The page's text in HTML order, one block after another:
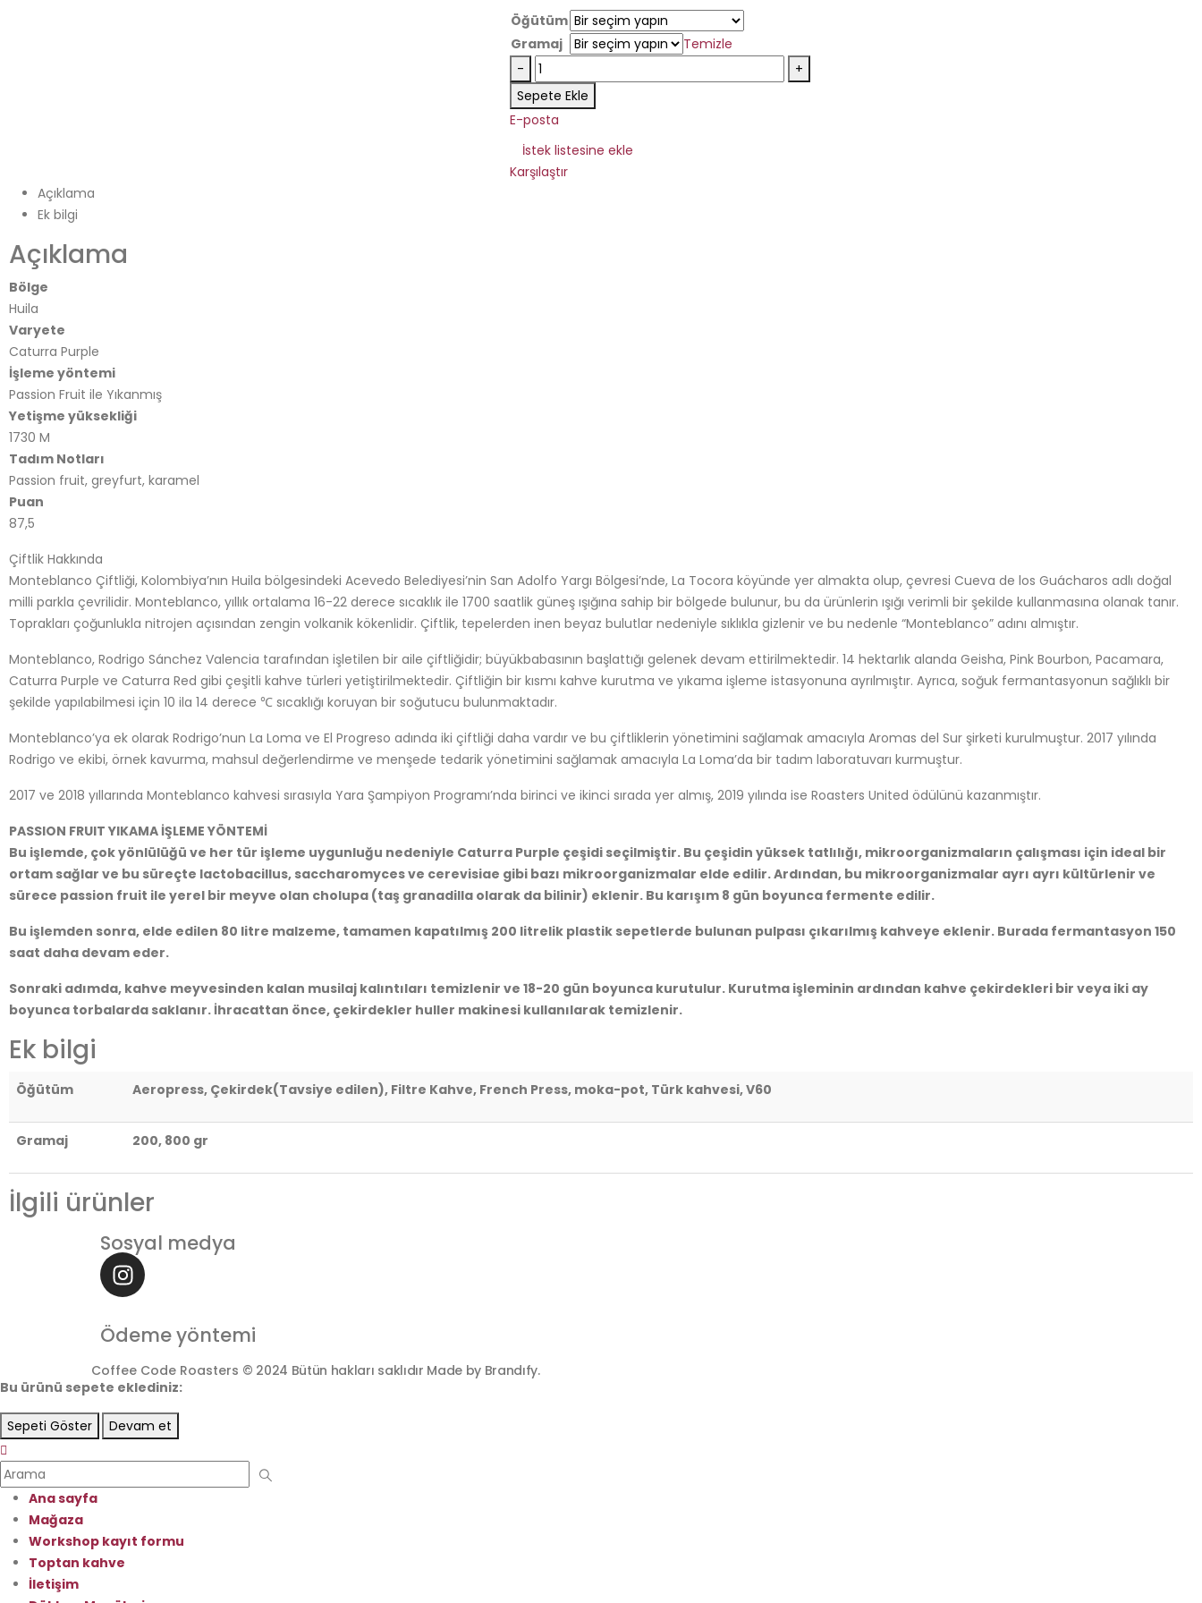
Öğütüm
Gramaj
Temizle
-
+
Sepete Ekle
E-posta
İstek listesine ekle
Karşılaştır
Açıklama
Ek bilgi
Açıklama
Bölge
Huila
Varyete
Caturra Purple
İşleme yöntemi
Passion Fruit ile Yıkanmış
Yetişme yüksekliği
1730 M
Tadım Notları
Passion fruit, greyfurt, karamel
Puan
87,5
Çiftlik Hakkında
Monteblanco Çiftliği, Kolombiya’nın Huila bölgesindeki Acevedo Belediyesi’nin San Adolfo Yargı Bölgesi’nde, La Tocora köyünde yer almakta olup, çevresi Cueva de los Guácharos adlı doğal
milli parkla çevrilidir. Monteblanco, yıllık ortalama 16-22 derece sıcaklık ile 1700 saatlik güneş ışığına sahip bir bölgede bulunur, bu da ürünlerin ışığı verimli bir şekilde kullanmasına olanak tanır.
Toprakları çoğunlukla nitrojen açısından zengin volkanik kökenlidir. Çiftlik, tepelerden inen beyaz bulutlar nedeniyle sıklıkla gizlenir ve bu nedenle “Monteblanco” adını almıştır.
Monteblanco, Rodrigo Sánchez Valencia tarafından işletilen bir aile çiftliğidir; büyükbabasının başlattığı gelenek devam ettirilmektedir. 14 hektarlık alanda Geisha, Pink Bourbon, Pacamara,
Caturra Purple ve Caturra Red gibi çeşitli kahve türleri yetiştirilmektedir. Çiftliğin bir kısmı kahve kurutma ve yıkama işleme istasyonuna ayrılmıştır. Ayrıca, soğuk fermantasyonun sağlıklı bir
şekilde yapılabilmesi için 10 ila 14 derece ℃ sıcaklığı koruyan bir soğutucu bulunmaktadır.
Monteblanco’ya ek olarak Rodrigo’nun La Loma ve El Progreso adında iki çiftliği daha vardır ve bu çiftliklerin yönetimini sağlamak amacıyla Aromas del Sur şirketi kurulmuştur. 2017 yılında
Rodrigo ve ekibi, örnek kavurma, mahsul değerlendirme ve menşede tedarik yönetimini sağlamak amacıyla La Loma’da bir tadım laboratuvarı kurmuştur.
2017 ve 2018 yıllarında Monteblanco kahvesi sırasıyla Yara Şampiyon Programı’nda birinci ve ikinci sırada yer almış, 2019 yılında ise Roasters United ödülünü kazanmıştır.
PASSION FRUIT YIKAMA İŞLEME YÖNTEMİ
Bu işlemde, çok yönlülüğü ve her tür işleme uygunluğu nedeniyle Caturra Purple çeşidi seçilmiştir. Bu çeşidin yüksek tatlılığı, mikroorganizmaların çalışması için ideal bir
ortam sağlar ve bu süreçte lactobacillus, saccharomyces ve cerevisiae gibi bazı mikroorganizmalar elde edilir. Ardından, bu mikroorganizmalar ayrı ayrı kültürlenir ve
sürece passion fruit ile yerel bir meyve olan cholupa (taş granadilla olarak da bilinir) eklenir. Bu karışım 8 gün boyunca fermente edilir.
Bu işlemden sonra, elde edilen 80 litre malzeme, tamamen kapatılmış 200 litrelik plastik sepetlerde bulunan pulpası çıkarılmış kahveye eklenir. Burada fermantasyon 150
saat daha devam eder.
Sonraki adımda, kahve meyvesinden kalan musilaj kalıntıları temizlenir ve 18-20 gün boyunca kurutulur. Kurutma işleminin ardından kahve çekirdekleri bir veya iki ay
boyunca torbalarda saklanır. İhracattan önce, çekirdekler huller makinesi kullanılarak temizlenir.
Ek bilgi
Öğütüm Aeropress, Çekirdek(Tavsiye edilen), Filtre Kahve, French Press, moka-pot, Türk kahvesi, V60
Gramaj 200, 800 gr
İlgili ürünler
Sosyal medya
Ödeme yöntemi
Coffee Code Roasters © 2024 Bütün hakları saklıdır Made by Brandıfy.
Bu ürünü sepete eklediniz:
Sepeti Göster Devam et
Ana sayfa
Mağaza
Workshop kayıt formu
Toptan kahve
İletişim